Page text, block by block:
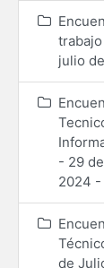
julio
- 29
2024 -
de